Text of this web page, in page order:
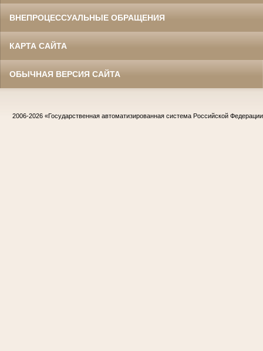
ВНЕПРОЦЕССУАЛЬНЫЕ ОБРАЩЕНИЯ
КАРТА САЙТА
ОБЫЧНАЯ ВЕРСИЯ САЙТА
2006-2026 «Государственная автоматизированная система Российской